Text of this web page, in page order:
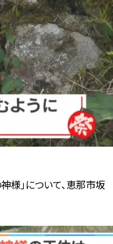
様」について、恵那市坂